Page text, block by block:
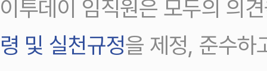
이투데이 임직원은 모두의 의
령 및 실천규정을 제정, 준수하